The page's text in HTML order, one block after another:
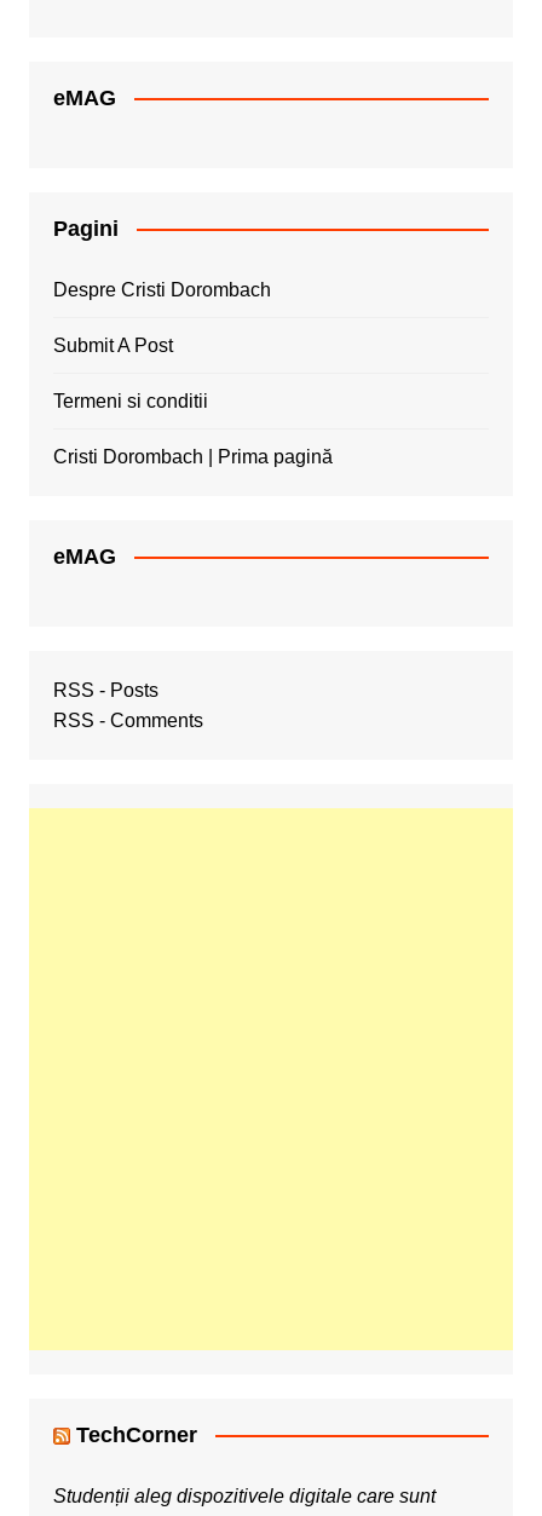
eMAG
Pagini
Despre Cristi Dorombach
Submit A Post
Termeni si conditii
Cristi Dorombach | Prima pagină
eMAG
RSS - Posts
RSS - Comments
TechCorner
Studenții aleg dispozitivele digitale care sunt